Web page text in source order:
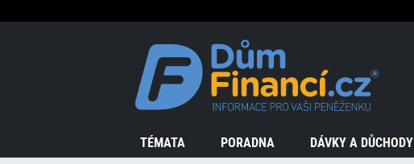
TÉMATA PORADNA DÁVKY A DŮCHODY